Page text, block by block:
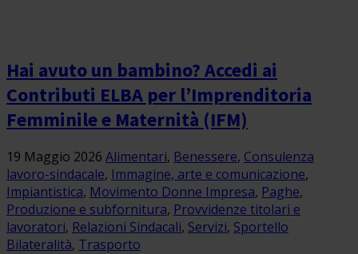
Hai avuto un bambino? Accedi ai
Contributi ELBA per l’Imprenditoria
Femminile e Maternità (IFM)
19 Maggio 2026 Alimentari, Benessere, Consulenza
lavoro-sindacale, Immagine, arte e comunicazione,
Impiantistica, Movimento Donne Impresa, Paghe,
Produzione e subfornitura, Provvidenze titolari e
lavoratori, Relazioni Sindacali, Servizi, Sportello
Bilateralità, Trasporto